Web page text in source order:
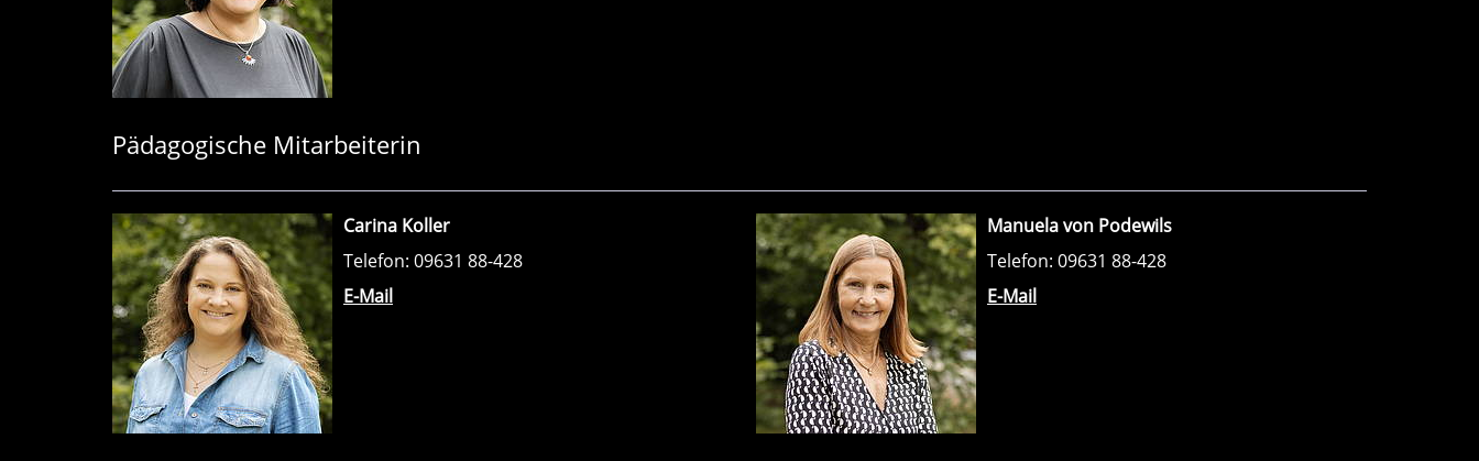
Pädagogische Mitarbeiterin
Carina Koller
Telefon: 09631 88-428
E-Mail
Manuela von Podewils
Telefon: 09631 88-428
E-Mail